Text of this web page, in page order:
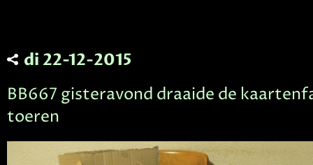
di 22-12-2015
BB667 gisteravond draaide de
toeren